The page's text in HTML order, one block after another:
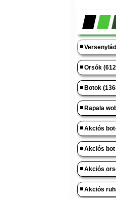
Orsók
Botok
Rapala
Akciós
Akciós bot
Akciós
Akciós